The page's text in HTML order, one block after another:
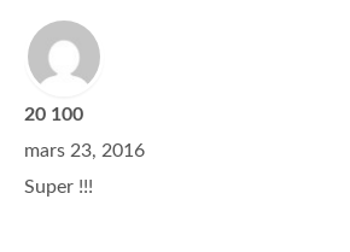
20 100
mars 23, 2016
Super !!!